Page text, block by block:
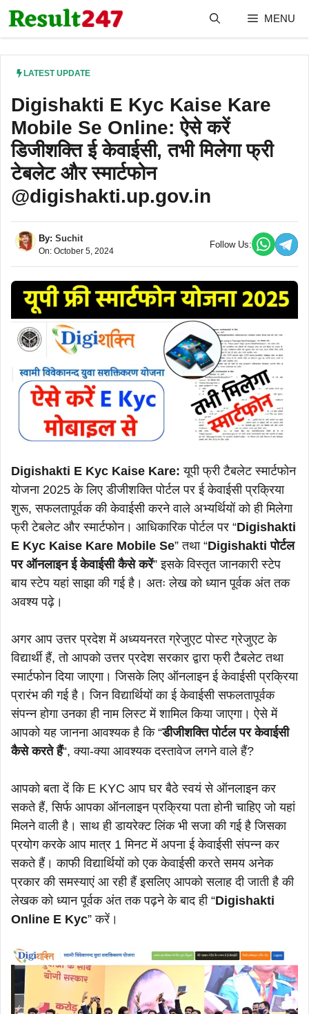
Skip
to
MENU
LATEST UPDATE
Digishakti E Kyc Kaise Kare
Mobile Se Online: ऐसे करें
डिजीशक्ति ई केवाईसी, तभी मिलेगा फ्री
टेबलेट और स्मार्टफोन
@digishakti.up.gov.in
By: Suchit
On: October 5, 2024
Follow Us:
Digishakti E Kyc Kaise Kare: यूपी फ्री टैबलेट स्मार्टफोन
योजना 2025 के लिए डीजीशक्ति पोर्टल पर ई केवाईसी प्रक्रिया
शुरू, सफलतापूर्वक की केवाईसी करने वाले अभ्यर्थियों को ही मिलेगा
फ्री टेबलेट और स्मार्टफोन। आधिकारिक पोर्टल पर “Digishakti
E Kyc Kaise Kare Mobile Se” तथा “Digishakti पोर्टल
पर ऑनलाइन ई केवाईसी कैसे करें” इसके विस्तृत जानकारी स्टेप
बाय स्टेप यहां साझा की गई है। अतः लेख को ध्यान पूर्वक अंत तक
अवश्य पढ़े।
अगर आप उत्तर प्रदेश में अध्ययनरत ग्रेजुएट पोस्ट ग्रेजुएट के
विद्यार्थी हैं, तो आपको उत्तर प्रदेश सरकार द्वारा फ्री टैबलेट तथा
स्मार्टफोन दिया जाएगा। जिसके लिए ऑनलाइन ई केवाईसी प्रक्रिया
प्रारंभ की गई है। जिन विद्यार्थियों का ई केवाईसी सफलतापूर्वक
संपन्न होगा उनका ही नाम लिस्ट में शामिल किया जाएगा। ऐसे में
आपको यह जानना आवश्यक है कि “डीजीशक्ति पोर्टल पर केवाईसी
कैसे करते हैं“, क्या-क्या आवश्यक दस्तावेज लगने वाले हैं?
आपको बता दें कि E KYC आप घर बैठे स्वयं से ऑनलाइन कर
सकते हैं, सिर्फ आपका ऑनलाइन प्रक्रिया पता होनी चाहिए जो यहां
मिलने वाली है। साथ ही डायरेक्ट लिंक भी सजा की गई है जिसका
प्रयोग करके आप मात्र 1 मिनट में अपना ई केवाईसी संपन्न कर
सकते हैं। काफी विद्यार्थियों को एक केवाईसी करते समय अनेक
प्रकार की समस्याएं आ रही हैं इसलिए आपको सलाह दी जाती है की
लेखक को ध्यान पूर्वक अंत तक पढ़ने के बाद ही “Digishakti
Online E Kyc” करें।